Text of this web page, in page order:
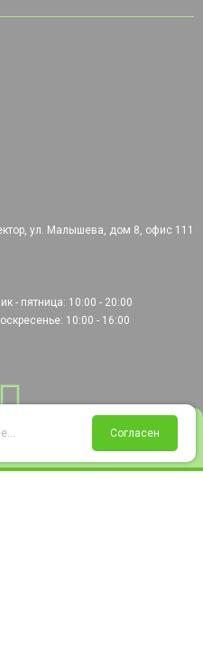
Избранное Корзина
ул. Малышева, дом 8, офис 111
- пятница: 10:00 - 20:00
10:00 - 16:00
Согласен